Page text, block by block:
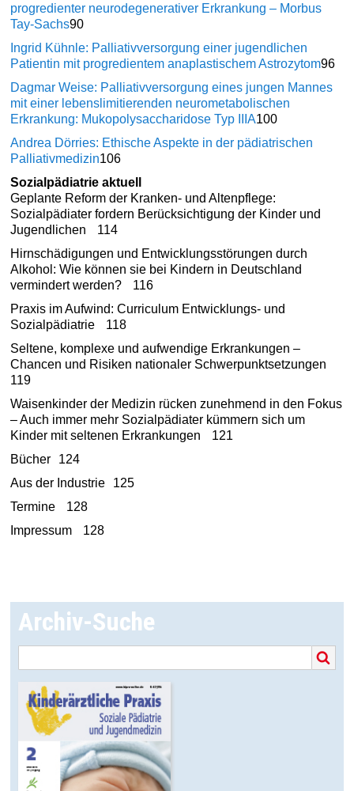
progredienter neurodegenerativer Erkrankung – Morbus
Tay-Sachs90
Ingrid Kühnle: Palliativversorgung einer jugend­lichen
Patientin mit progredientem anaplastischem Astrozytom96
Dagmar Weise: Palliativversorgung eines jungen Mannes
mit einer ­lebenslimitierenden neurometabolischen
Erkrankung: Mukopolysaccharidose Typ IIIA100
Andrea Dörries: Ethische Aspekte in der pädiatrischen
Palliativmedizin106
Sozialpädiatrie aktuell
Geplante Reform der Kranken- und Altenpflege:
Sozialpädiater fordern Berücksichtigung der Kinder und
Jugendlichen
114
Hirnschädigungen und Entwicklungsstörungen durch
Alkohol: Wie können sie bei Kindern in ­Deutschland
vermindert werden?
116
Praxis im Aufwind: Curriculum Entwicklungs- und
Sozialpädiatrie
118
Seltene, komplexe und aufwendige Erkrankungen –
Chancen und Risiken nationaler Schwerpunktsetzungen
119
Waisenkinder der Medizin rücken ­zunehmend in den Fokus
– Auch immer mehr Sozialpädiater kümmern sich um
Kinder mit seltenen Erkrankungen
121
Bücher
124
Aus der Industrie
125
Termine
128
Impressum
128
Archiv-Suche